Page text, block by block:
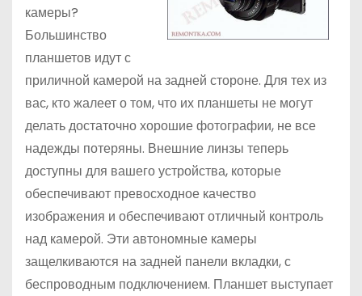
камеры?
Большинство
планшетов идут с
приличной камерой на задней стороне. Для тех из
вас, кто жалеет о том, что их планшеты не могут
делать достаточно хорошие фотографии, не все
надежды потеряны. Внешние линзы теперь
доступны для вашего устройства, которые
обеспечивают превосходное качество
изображения и обеспечивают отличный контроль
над камерой. Эти автономные камеры
защелкиваются на задней панели вкладки, с
беспроводным подключением. Планшет выступает